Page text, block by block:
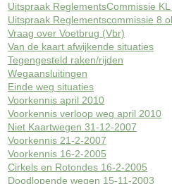
Uitspraak ReglementsCommissie
Uitspraak Reglementscommissie 8
Vraag over Voetbrug (Vbr)
Van de kaart afwijkende situaties
Tegengesteld raken/rijden
Wegaansluitingen
Einde weg situaties
Voorkennis april 2010
Voorkennis verloop weg april 2010
Niet Kaartwegen 31-12-2007
Voorkennis 21-2-2007
Voorkennis 16-2-2005
Cirkels en Rotondes 16-2-2005
Doodlopende wegen 15-11-2003